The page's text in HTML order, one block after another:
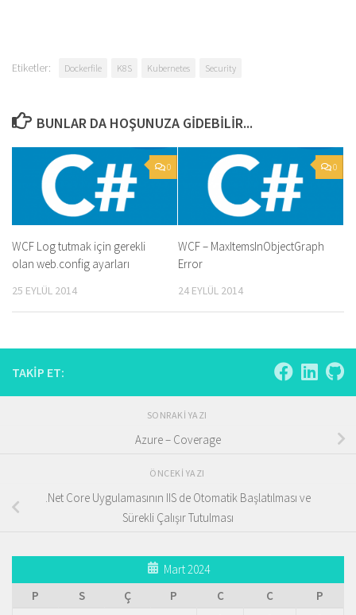
Etiketler: Dockerfile K8S Kubernetes Security
BUNLAR DA HOŞUNUZA GIDEBILIR...
0
WCF Log tutmak için gerekli
olan web.config ayarları
25 EYLÜL 2014
0
WCF – MaxItemsInObjectGraph
Error
24 EYLÜL 2014
TAKIP ET:
SONRAKI YAZI
Azure – Coverage
ÖNCEKI YAZI
.Net Core Uygulamasının IIS de Otomatik Başlatılması ve
Sürekli Çalışır Tutulması
Mart 2024
P
S Ç P C C
P